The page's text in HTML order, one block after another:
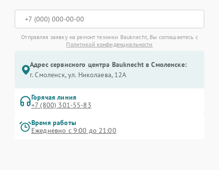
Отправляя заявку на ремонт техники Bauknecht, Вы соглашаетесь с
Политикой конфиденциальности
Адрес сервисного центра Bauknecht в Смоленске:
г. Смоленск, ул. Николаева, 12А
Горячая линия
+7 (800) 301-55-83
Время работы
Ежедневно с 9:00 до 21:00